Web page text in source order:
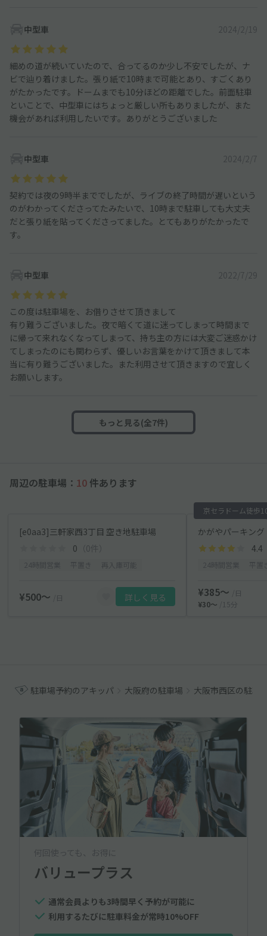
中型車 2024/2/19
細めの道が続いていたので、合ってるのか少し不安でしたが、ナ
ビで辿り着けました。張り紙で10時まで可能とあり、すごくあり
がたかったです。ドームまでも10分ほどの距離でした。前面駐車
といことで、中型車にはちょっと厳しい所もありましたが、また
機会があれば利用したいです。ありがとうございました
中型車 2024/2/7
契約では夜の9時半まででしたが、ライブの終了時間が遅いという
のがわかってくださってたみたいで、10時まで駐車しても大丈夫
だと張り紙を貼ってくださってました。とてもありがたかったで
す。
中型車 2022/7/29
この度は駐車場を、お借りさせて頂きまして
有り難うございました。夜で暗くて道に迷ってしまって時間まで
に帰って来れなくなってしまって、持ち主の方には大変ご迷惑かけ
てしまったのにも関わらず、優しいお言葉をかけて頂きまして本
当に有り難うございました。また利用させて頂きますので宜しく
お願いします。
もっと見る(全7件)
周辺の駐車場： 10 件あります
[e0aa3]三軒家西3丁目 空き地駐車場
0 （0件）
¥500〜 /日 詳しく見る
京セラドーム徒歩
かがやパーキン
4.4
¥385〜
/日
¥30〜
/15分
駐車場予約のアキッパ 大阪府の駐車場 大阪市西区の駐車
何回使っても、お得に
バリュープラス
通常会員よりも3時間早く予約が可能に
利用するたびに駐車料金が常時10%OFF